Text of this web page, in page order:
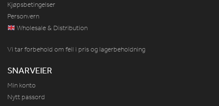
Kjøpsbetingelser
Personvern
Wholesale & Distribution
Vi tar forbehold om feil i pris og lagerbeholdning
SNARVEIER
Min konto
Nytt passord